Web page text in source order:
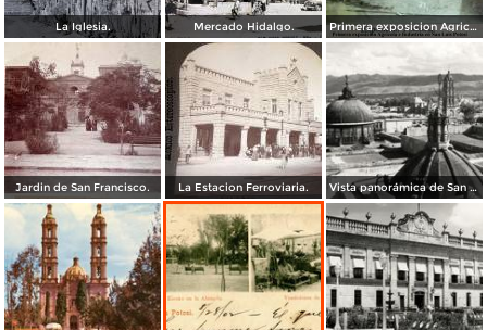
La Iglesia. Mercado Hidalgo. Primera exposicion Agricola e Industria en San Luis Potosi 15 de Septiembrede1906
Jardin de San Francisco. La Estacion Ferroviaria. Vista panorámica de San Luis Potosí